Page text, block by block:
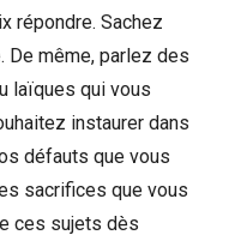
répondre. Sachez
De même, parlez des
laïques qui vous
instaurer dans
défauts que vous
sacrifices que vous
ces sujets dès